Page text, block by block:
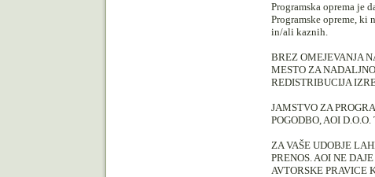
Programska oprema je
Programske opreme,
in/ali kaznih.
BREZ OMEJEVANJA
MESTO ZA
REDISTRIBUCIJA
JAMSTVO ZA
POGODBO, AOI
ZA VAŠE UDOBJE
PRENOS. AOI NE
AVTORSKE PRAVICE